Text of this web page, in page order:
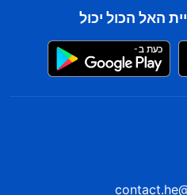
האל הכול יכול